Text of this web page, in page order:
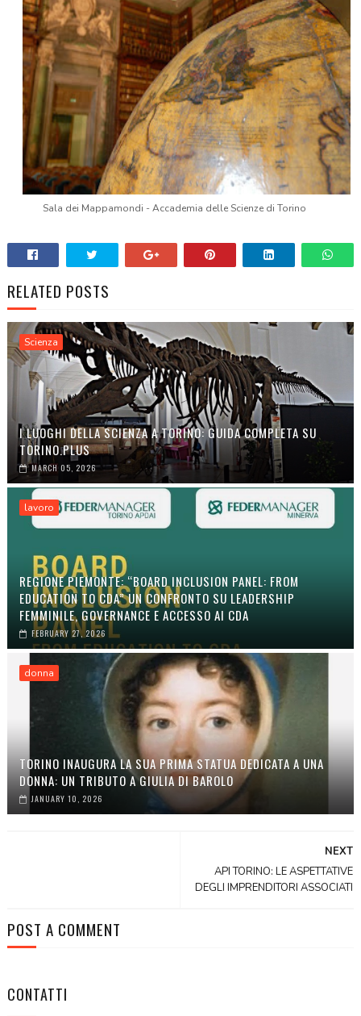
Sala dei Mappamondi - Accademia delle Scienze di Torino
RELATED POSTS
Scienza
I LUOGHI DELLA SCIENZA A TORINO: GUIDA COMPLETA SU
TORINO.PLUS
MARCH 05, 2026
lavoro
REGIONE PIEMONTE: “BOARD INCLUSION PANEL: FROM
EDUCATION TO CDA” UN CONFRONTO SU LEADERSHIP
FEMMINILE, GOVERNANCE E ACCESSO AI CDA
FEBRUARY 27, 2026
donna
TORINO INAUGURA LA SUA PRIMA STATUA DEDICATA A UNA
DONNA: UN TRIBUTO A GIULIA DI BAROLO
JANUARY 10, 2026
NEXT
API TORINO: LE ASPETTATIVE
DEGLI IMPRENDITORI ASSOCIATI
POST A COMMENT
CONTATTI